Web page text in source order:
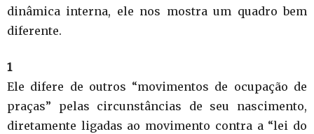
dinâmica interna, ele nos mostra um quadro bem
diferente.
1
Ele difere de outros “movimentos de ocupação de
praças” pelas circunstâncias de seu nascimento,
diretamente ligadas ao movimento contra a “lei do